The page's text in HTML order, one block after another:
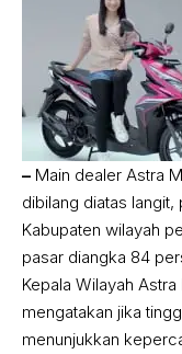
– Main dealer Astra
dibilang diatas langit,
Kabupaten wilayah
pasar diangka 84
Kepala Wilayah
mengatakan jika
menunjukkan